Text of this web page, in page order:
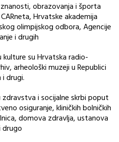
obrazovanja i športa
Hrvatske akademija
olimpijskog odbora, Agencije
i drugih
kulture su Hrvatska radio-
arheološki muzeji u Republici
drugi.
i socijalne skrbi poput
osiguranje, kliničkih bolničkih
domova zdravlja, ustanova
drugo